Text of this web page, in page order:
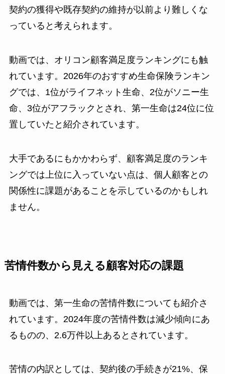
契約の獲得や既存契約の維持が以前より難しくな
っていると考えられます。
動画では、オリコン顧客満足度ランキングにも触
れています。2026年のおすすめ生命保険ランキン
グでは、1位がライフネット生命、2位がソニー生
命、3位がアフラックとされ、第一生命は24位に位
置していたと紹介されています。
大手であるにもかかわらず、顧客満足度のランキ
ングでは上位に入っていない点は、個人顧客との
関係性に課題があることを示しているのかもしれ
ません。
苦情件数から見える顧客対応の課題
動画では、第一生命の苦情件数についても紹介さ
れています。2024年度の苦情件数は減少傾向にあ
るものの、2.6万件以上あるとされています。
苦情の内訳としては、契約後の手続きが21%、保